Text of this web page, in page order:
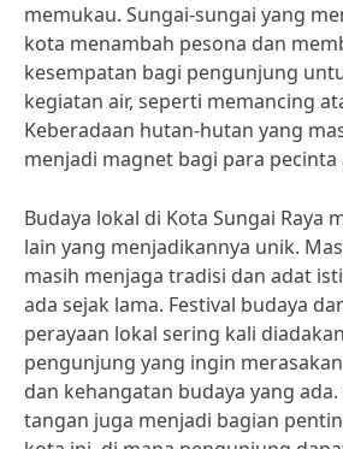
memukau. Sungai-sungai yang
kota menambah pesona dan
kesempatan bagi pengunjung
kegiatan air, seperti memancing
Keberadaan hutan-hutan yang
menjadi magnet bagi para pecinta
Budaya lokal di Kota Sungai Raya
lain yang menjadikannya unik.
masih menjaga tradisi dan adat
ada sejak lama. Festival budaya
perayaan lokal sering kali
pengunjung yang ingin
dan kehangatan budaya yang
tangan juga menjadi bagian